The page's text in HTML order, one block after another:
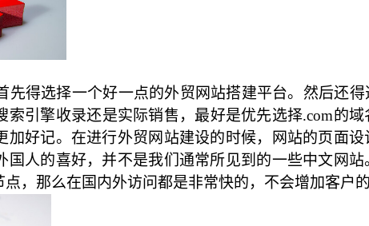
先得选择一个好一点的外贸网站搭建平台。然后还
引擎收录还是实际销售，最好是优先选择.com的
加好记。在进行外贸网站建设的时候，网站的页面
国人的喜好，并不是我们通常所见到的一些中文网
，那么在国内外访问都是非常快的，不会增加客户的